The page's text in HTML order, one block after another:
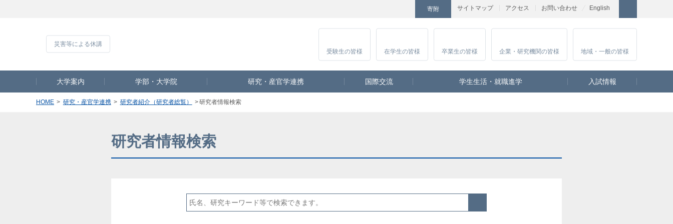
サイトマップ アクセス お問い合わせ
寄附 English
Instagram
受験生の皆様 在学生の皆様 卒業生の皆様 企業・研究機関の皆様 地域・一般の皆様
大学案内 学部・大学院 研究・産官学連携 国際交流 学生生活・就職進学 入試情報
HOME 研究・産官学連携 研究者紹介（研究者総覧） 研究者情報検索
研究者情報検索